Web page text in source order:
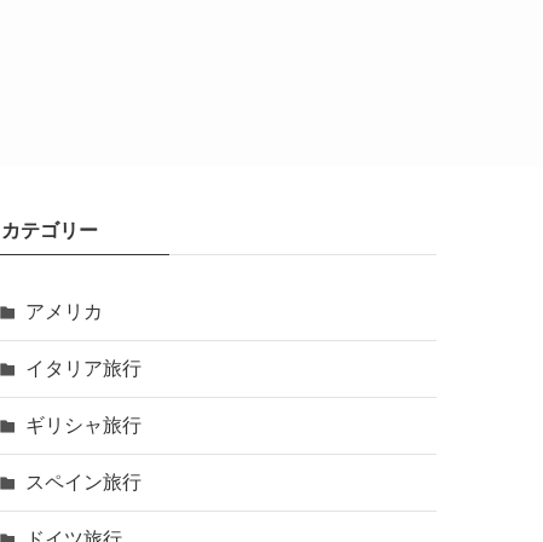
カテゴリー
アメリカ
イタリア旅行
ギリシャ旅行
スペイン旅行